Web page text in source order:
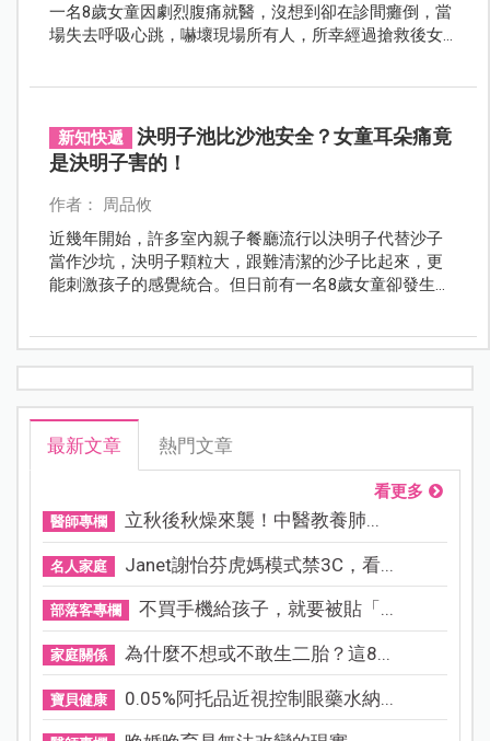
一名8歲女童因劇烈腹痛就醫，沒想到卻在診間癱倒，當
場失去呼吸心跳，嚇壞現場所有人，所幸經過搶救後女
新知快遞
決明子池比沙池安全？女童耳朵痛竟
是決明子害的！
作者： 周品攸
近幾年開始，許多室內親子餐廳流行以決明子代替沙子
當作沙坑，決明子顆粒大，跟難清潔的沙子比起來，更
能刺激孩子的感覺統合。但日前有一名8歲女童卻發生決
最新文章 熱門文章
看更多
醫師專欄 立秋後秋燥來襲！中醫教養肺...
名人家庭 Janet謝怡芬虎媽模式禁3C，看...
部落客專欄 不買手機給孩子，就要被貼「...
家庭關係 為什麼不想或不敢生二胎？這8...
寶貝健康 0.05%阿托品近視控制眼藥水納...